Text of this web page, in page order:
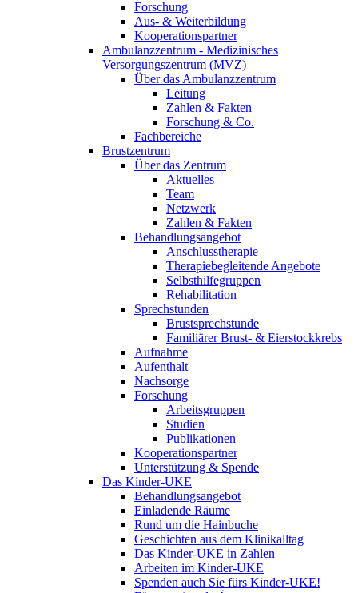
Forschung
Aus- & Weiterbildung
Kooperationspartner
Ambulanzzentrum - Medizinisches
Versorgungszentrum (MVZ)
Über das Ambulanzzentrum
Leitung
Zahlen & Fakten
Forschung & Co.
Fachbereiche
Brustzentrum
Über das Zentrum
Aktuelles
Team
Netzwerk
Zahlen & Fakten
Behandlungsangebot
Anschlusstherapie
Therapiebegleitende Angebote
Selbsthilfegruppen
Rehabilitation
Sprechstunden
Brustsprechstunde
Familiärer Brust- & Eierstockkrebs
Aufnahme
Aufenthalt
Nachsorge
Forschung
Arbeitsgruppen
Studien
Publikationen
Kooperationspartner
Unterstützung & Spende
Das Kinder-UKE
Behandlungsangebot
Einladende Räume
Rund um die Hainbuche
Geschichten aus dem Klinikalltag
Das Kinder-UKE in Zahlen
Arbeiten im Kinder-UKE
Spenden auch Sie fürs Kinder-UKE!